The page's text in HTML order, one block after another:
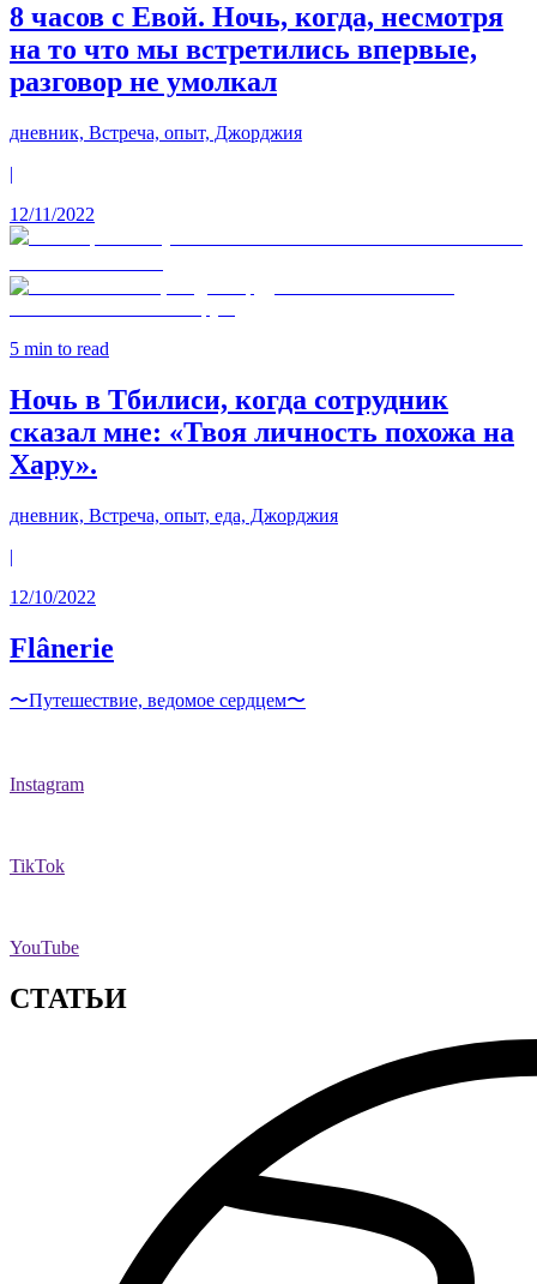
8 часов с Евой. Ночь, когда, несмотря
на то что мы встретились впервые,
разговор не умолкал
дневник, Встреча, опыт, Джорджия
|
12/11/2022
5 min to read
Ночь в Тбилиси, когда сотрудник
сказал мне: «Твоя личность похожа на
Хару».
дневник, Встреча, опыт, еда, Джорджия
|
12/10/2022
Flânerie
〜Путешествие, ведомое сердцем〜
Instagram
TikTok
YouTube
СТАТЬИ